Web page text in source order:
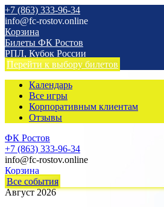
+7 (863) 333-96-34
info@fc-rostov.online
Корзина
Билеты ФК Ростов
РПЛ, Кубок России
Перейти к выбору билетов
Календарь
Все игры
Корпоративным клиентам
Отзывы
ФК Ростов
+7 (863) 333-96-34
info@fc-rostov.online
Корзина
Все события
Август 2026